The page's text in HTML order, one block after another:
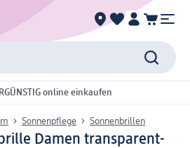
online einkaufen
Sonnenpflege Sonnenbrillen
Damen transparent-